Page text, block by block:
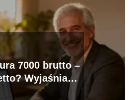
7000 brutto –
Wyjaśniamy
wyliczenia